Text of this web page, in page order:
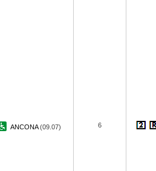
ANCONA(09.07) 6